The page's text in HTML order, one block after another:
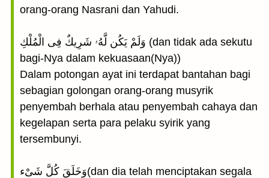
orang-orang Nasrani dan Yahudi.
وَلَمْ يَكُن لَّهُۥ شَرِيكٌ فِى الْمُلْكِ (dan tidak ada sekutu
bagi-Nya dalam kekuasaan(Nya))
Dalam potongan ayat ini terdapat bantahan bagi
sebagian golongan orang-orang musyrik
penyembah berhala atau penyembah cahaya dan
kegelapan serta para pelaku syirik yang
tersembunyi.
وَخَلَقَ كُلَّ شَىْء(dan dia telah menciptakan segala